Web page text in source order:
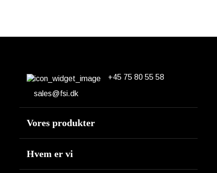
Erhvervsparken 14
DK-7160 Tørring
+45 75 80 55 58
sales@fsi.dk
Vores produkter
Hydraulik
Hvem er vi